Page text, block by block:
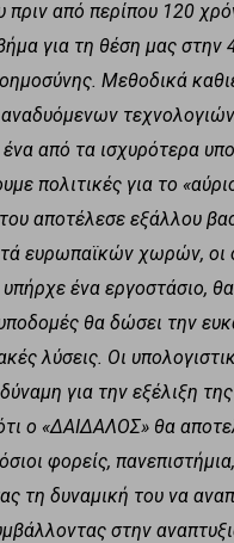
πριν από περίπου 120
για τη θέση μας
Μεθοδικά
ένα από τα ισχυρότερα
πολιτικές για το
αποτέλεσε εξάλλου
ευρωπαϊκών χωρών, οι
ένα εργοστάσιο,
θα δώσει την
λύσεις. Οι
για την εξέλιξη
ο «ΔΑΙΔΑΛΟΣ» θα
φορείς,
τη δυναμική του να
στην